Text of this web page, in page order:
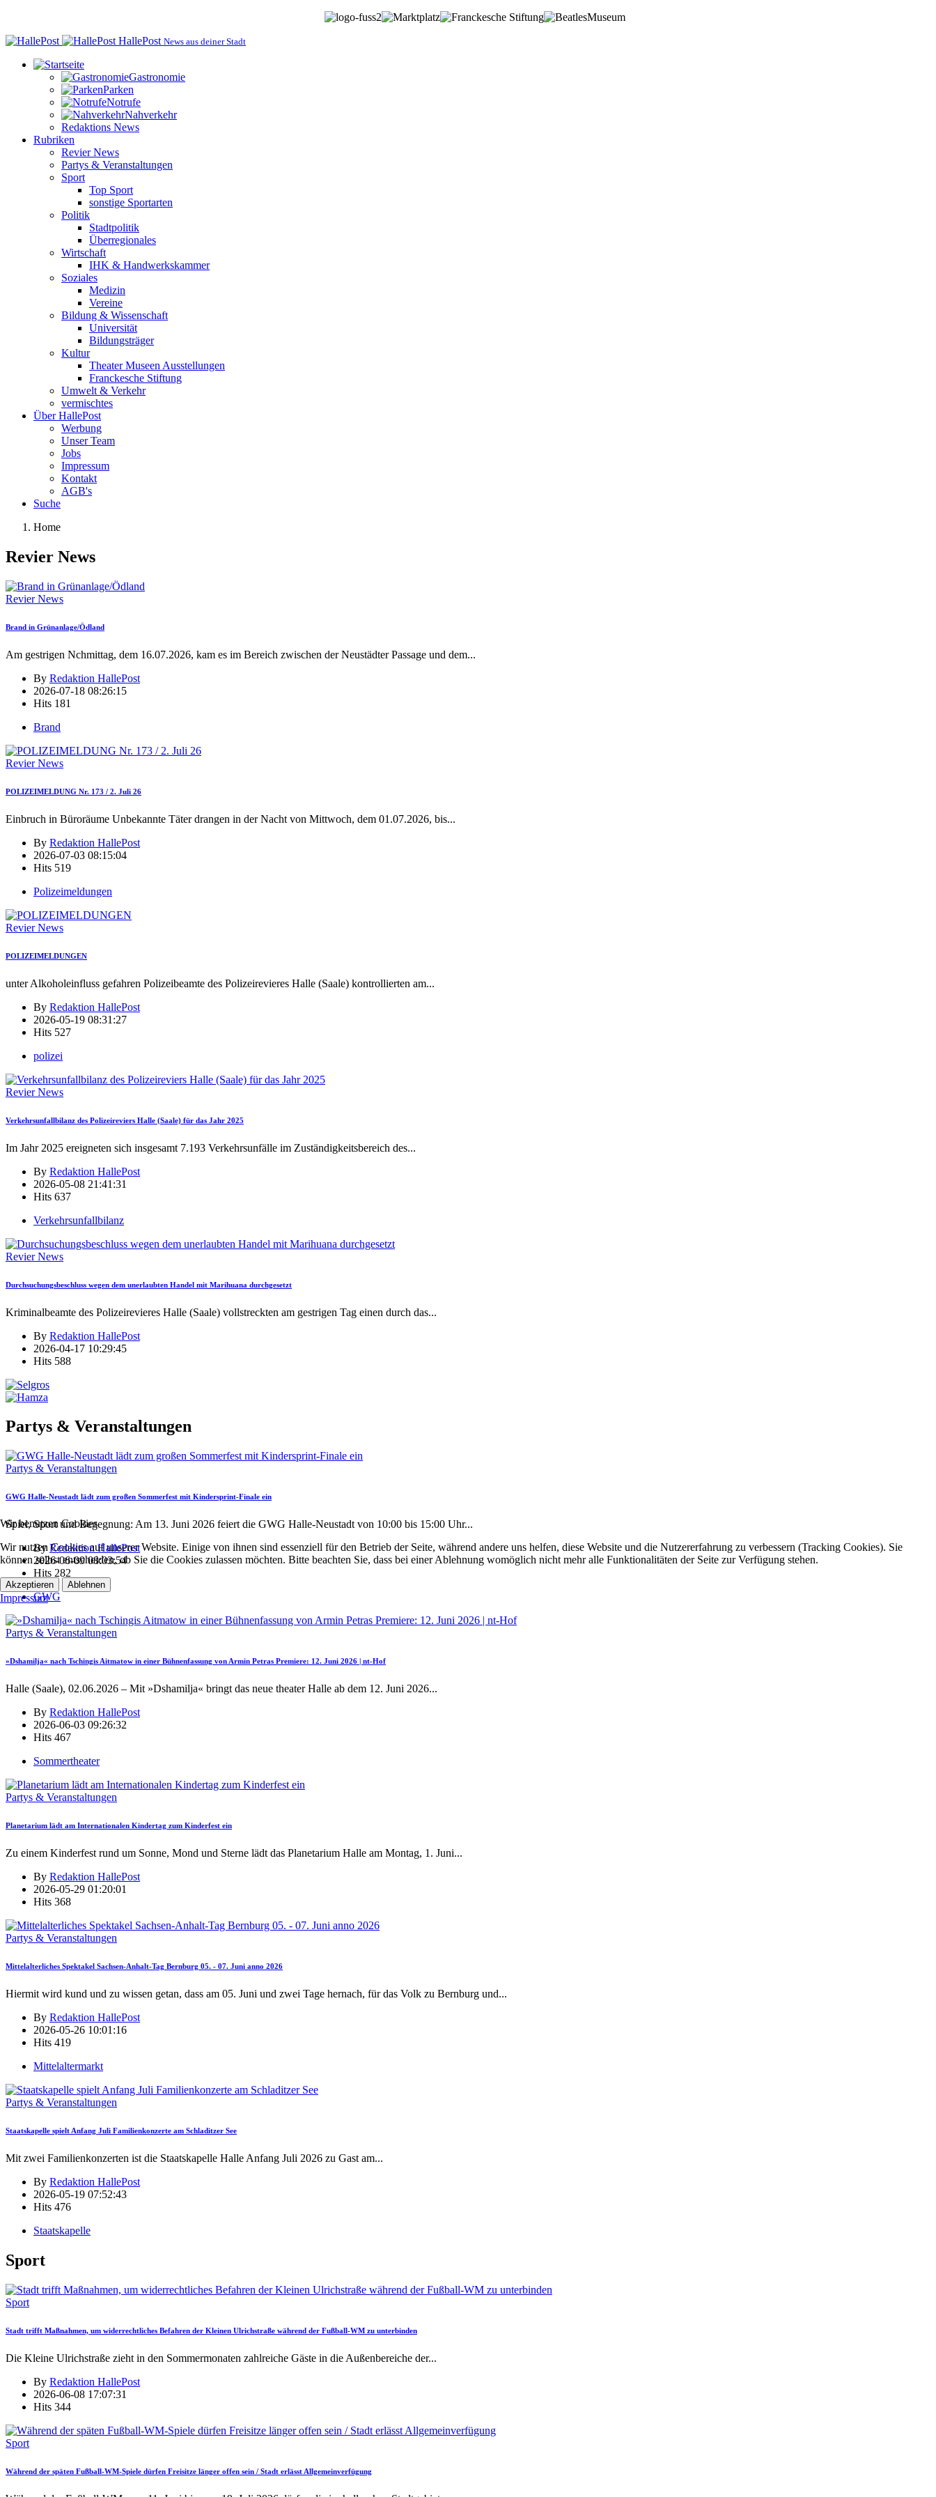
HallePost News aus deiner Stadt
Gastronomie
Parken
Notrufe
Nahverkehr
Redaktions News
Rubriken
Revier News
Partys & Veranstaltungen
Sport
Top Sport
sonstige Sportarten
Politik
Stadtpolitik
Überregionales
Wirtschaft
IHK & Handwerkskammer
Soziales
Medizin
Vereine
Bildung & Wissenschaft
Universität
Bildungsträger
Kultur
Theater Museen Ausstellungen
Franckesche Stiftung
Umwelt & Verkehr
vermischtes
Über HallePost
Werbung
Unser Team
Jobs
Impressum
Kontakt
AGB's
Suche
Home
Revier News
Revier News
Brand in Grünanlage/Ödland
Am gestrigen Nchmittag, dem 16.07.2026, kam es im Bereich zwischen der Neustädter Passage und dem...
By Redaktion HallePost
2026-07-18 08:26:15
Hits 181
Brand
Revier News
POLIZEIMELDUNG Nr. 173 / 2. Juli 26
Einbruch in Büroräume Unbekannte Täter drangen in der Nacht von Mittwoch, dem 01.07.2026, bis...
By Redaktion HallePost
2026-07-03 08:15:04
Hits 519
Polizeimeldungen
Revier News
POLIZEIMELDUNGEN
unter Alkoholeinfluss gefahren Polizeibeamte des Polizeirevieres Halle (Saale) kontrollierten am...
By Redaktion HallePost
2026-05-19 08:31:27
Hits 527
polizei
Revier News
Verkehrsunfallbilanz des Polizeireviers Halle (Saale) für das Jahr 2025
Im Jahr 2025 ereigneten sich insgesamt 7.193 Verkehrsunfälle im Zuständigkeitsbereich des...
By Redaktion HallePost
2026-05-08 21:41:31
Hits 637
Verkehrsunfallbilanz
Revier News
Durchsuchungsbeschluss wegen dem unerlaubten Handel mit Marihuana durchgesetzt
Kriminalbeamte des Polizeirevieres Halle (Saale) vollstreckten am gestrigen Tag einen durch das...
By Redaktion HallePost
2026-04-17 10:29:45
Hits 588
Partys & Veranstaltungen
Partys & Veranstaltungen
GWG Halle-Neustadt lädt zum großen Sommerfest mit Kindersprint-Finale ein
Spiel, Sport und Begegnung: Am 13. Juni 2026 feiert die GWG Halle-Neustadt von 10:00 bis 15:00 Uhr...
ByRedaktion HallePost
2026-06-09 08:03:54
Hits 282
GWG
Partys & Veranstaltungen
»Dshamilja« nach Tschingis Aitmatow in einer Bühnenfassung von Armin Petras Premiere: 12. Juni 2026 | nt-Hof
Halle (Saale), 02.06.2026 – Mit »Dshamilja« bringt das neue theater Halle ab dem 12. Juni 2026...
By Redaktion HallePost
2026-06-03 09:26:32
Hits 467
Sommertheater
Partys & Veranstaltungen
Planetarium lädt am Internationalen Kindertag zum Kinderfest ein
Zu einem Kinderfest rund um Sonne, Mond und Sterne lädt das Planetarium Halle am Montag, 1. Juni...
By Redaktion HallePost
2026-05-29 01:20:01
Hits 368
Partys & Veranstaltungen
Mittelalterliches Spektakel Sachsen-Anhalt-Tag Bernburg 05. - 07. Juni anno 2026
Hiermit wird kund und zu wissen getan, dass am 05. Juni und zwei Tage hernach, für das Volk zu Bernburg und...
By Redaktion HallePost
2026-05-26 10:01:16
Hits 419
Mittelaltermarkt
Partys & Veranstaltungen
Staatskapelle spielt Anfang Juli Familienkonzerte am Schladitzer See
Mit zwei Familienkonzerten ist die Staatskapelle Halle Anfang Juli 2026 zu Gast am...
By Redaktion HallePost
2026-05-19 07:52:43
Hits 476
Staatskapelle
Sport
Sport
Stadt trifft Maßnahmen, um widerrechtliches Befahren der Kleinen Ulrichstraße während der Fußball-WM zu unterbinden
Die Kleine Ulrichstraße zieht in den Sommermonaten zahlreiche Gäste in die Außenbereiche der...
By Redaktion HallePost
2026-06-08 17:07:31
Hits 344
Sport
Während der späten Fußball-WM-Spiele dürfen Freisitze länger offen sein / Stadt erlässt Allgemeinverfügung
Wir benutzen Cookies
Wir nutzen Cookies auf unserer Website. Einige von ihnen sind essenziell für den Betrieb der Seite, während andere uns helfen, diese Website und die Nutzererfahrung zu verbessern (Tracking Cookies). Sie
können selbst entscheiden, ob Sie die Cookies zulassen möchten. Bitte beachten Sie, dass bei einer Ablehnung womöglich nicht mehr alle Funktionalitäten der Seite zur Verfügung stehen.
Akzeptieren Ablehnen
Impressum